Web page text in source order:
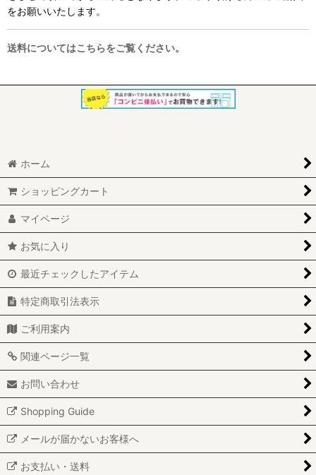
をお願いいたします。
送料についてはこちらをご覧ください。
ホーム
ショッピングカート
マイページ
お気に入り
最近チェックしたアイテム
特定商取引法表示
ご利用案内
関連ページ一覧
お問い合わせ
Shopping Guide
メールが届かないお客様へ
お支払い・送料